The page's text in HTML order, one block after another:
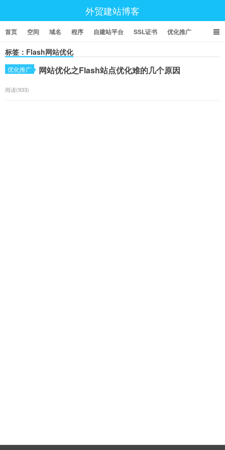
外贸建站博客
首页 空间 域名 程序 自建站平台 SSL证书 优化推广
标签：Flash网站优化
优化推广 网站优化之Flash站点优化难的几个原因
阅读(933)